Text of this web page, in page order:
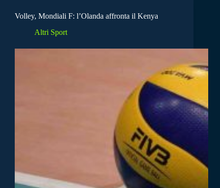
Volley, Mondiali F: l’Olanda affronta il Kenya
Altri Sport